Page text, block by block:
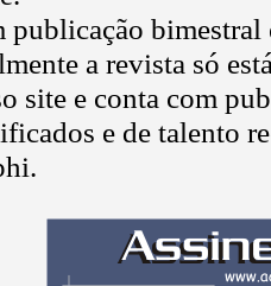
publicação bimestral
a revista só
site e conta com
e de talento